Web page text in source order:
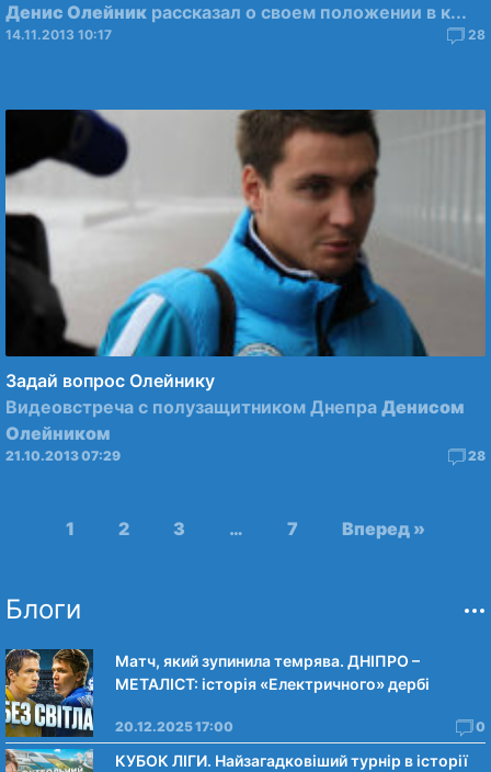
Денис Олейник рассказал о своем положении в к...
14.11.2013 10:17 28
Задай вопрос Олейнику
Видеовстреча с полузащитником Днепра Денисом
Олейником
21.10.2013 07:29 28
1 2 3 … 7 Вперед »
Блоги
Матч, який зупинила темрява. ДНІПРО –
МЕТАЛІСТ: історія «Електричного» дербі
20.12.2025 17:00 0
КУБОК ЛІГИ. Найзагадковіший турнір в історії